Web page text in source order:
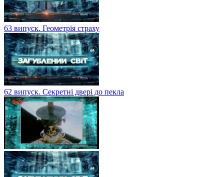
63 випуск. Геометрія страху
62 випуск. Секретні двері до пекла